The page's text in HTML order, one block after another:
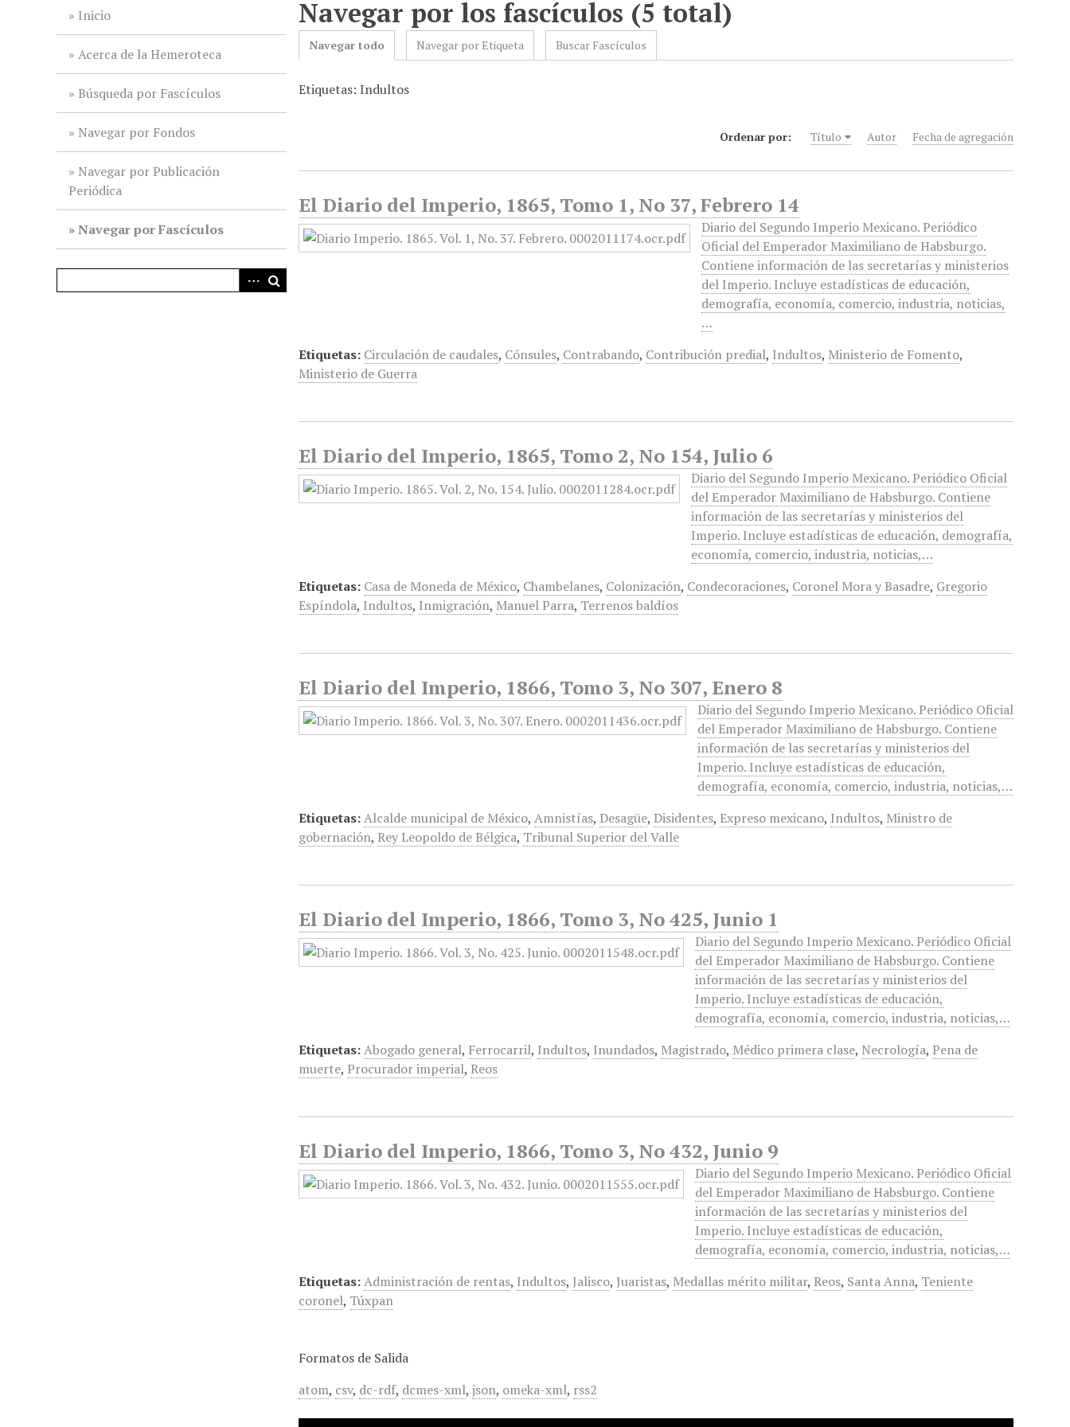
Inicio
Acerca de la Hemeroteca
Búsqueda por Fascículos
Navegar por Fondos
Navegar por Publicación
Periódica
Navegar por Fascículos
Navegar por los fascículos (5 total)
Navegar todo Navegar por Etiqueta Buscar Fascículos
Etiquetas: Indultos
Ordenar por: Título Autor Fecha de agregación
El Diario del Imperio, 1865, Tomo 1, No 37, Febrero 14
Diario del Segundo Imperio Mexicano. Periódico
Oficial del Emperador Maximiliano de Habsburgo.
Contiene información de las secretarías y ministerios
del Imperio. Incluye estadísticas de educación,
demografía, economía, comercio, industria, noticias,
…
Etiquetas: Circulación de caudales, Cónsules, Contrabando, Contribución predial, Indultos, Ministerio de Fomento,
Ministerio de Guerra
El Diario del Imperio, 1865, Tomo 2, No 154, Julio 6
Diario del Segundo Imperio Mexicano. Periódico Oficial
del Emperador Maximiliano de Habsburgo. Contiene
información de las secretarías y ministerios del
Imperio. Incluye estadísticas de educación, demografía,
economía, comercio, industria, noticias,…
Etiquetas: Casa de Moneda de México, Chambelanes, Colonización, Condecoraciones, Coronel Mora y Basadre, Gregorio
Espíndola, Indultos, Inmigración, Manuel Parra, Terrenos baldíos
El Diario del Imperio, 1866, Tomo 3, No 307, Enero 8
Diario del Segundo Imperio Mexicano. Periódico Oficial
del Emperador Maximiliano de Habsburgo. Contiene
información de las secretarías y ministerios del
Imperio. Incluye estadísticas de educación,
demografía, economía, comercio, industria, noticias,…
Etiquetas:Alcalde municipal de México,Amnistías, Desagüe, Disidentes, Expreso mexicano, Indultos, Ministro de
gobernación, Rey Leopoldo de Bélgica, Tribunal Superior del Valle
El Diario del Imperio, 1866, Tomo 3, No 425, Junio 1
Diario del Segundo Imperio Mexicano. Periódico Oficial
del Emperador Maximiliano de Habsburgo. Contiene
información de las secretarías y ministerios del
Imperio. Incluye estadísticas de educación,
demografía, economía, comercio, industria, noticias,…
Etiquetas:Abogado general, Ferrocarril, Indultos, Inundados, Magistrado, Médico primera clase, Necrología, Pena de
muerte, Procurador imperial, Reos
El Diario del Imperio, 1866, Tomo 3, No 432, Junio 9
Diario del Segundo Imperio Mexicano. Periódico Oficial
del Emperador Maximiliano de Habsburgo. Contiene
información de las secretarías y ministerios del
Imperio. Incluye estadísticas de educación,
demografía, economía, comercio, industria, noticias,…
Etiquetas:Administración de rentas, Indultos, Jalisco, Juaristas, Medallas mérito militar, Reos, Santa Anna, Teniente
coronel, Túxpan
Formatos de Salida
atom, csv, dc-rdf, dcmes-xml,json, omeka-xml, rss2